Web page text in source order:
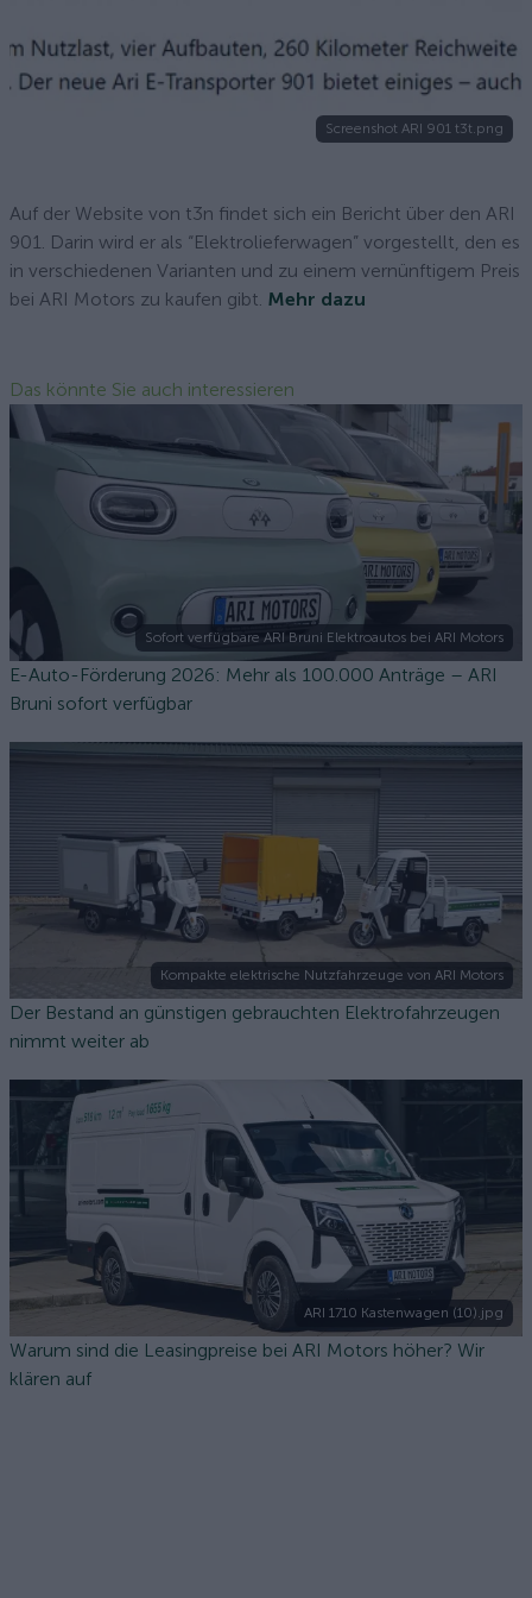
Screenshot ARI 901 t3t.png
Auf der Website von t3n findet sich ein Bericht über den ARI
901. Darin wird er als “Elektrolieferwagen” vorgestellt, den es
in verschiedenen Varianten und zu einem vernünftigem Preis
bei ARI Motors zu kaufen gibt. Mehr dazu
Das könnte Sie auch interessieren
Sofort verfügbare ARI Bruni Elektroautos bei ARI Motors
E-Auto-Förderung 2026: Mehr als 100.000 Anträge – ARI
Bruni sofort verfügbar
Kompakte elektrische Nutzfahrzeuge von ARI Motors
Der Bestand an günstigen gebrauchten Elektrofahrzeugen
nimmt weiter ab
ARI 1710 Kastenwagen (10).jpg
Warum sind die Leasingpreise bei ARI Motors höher? Wir
klären auf